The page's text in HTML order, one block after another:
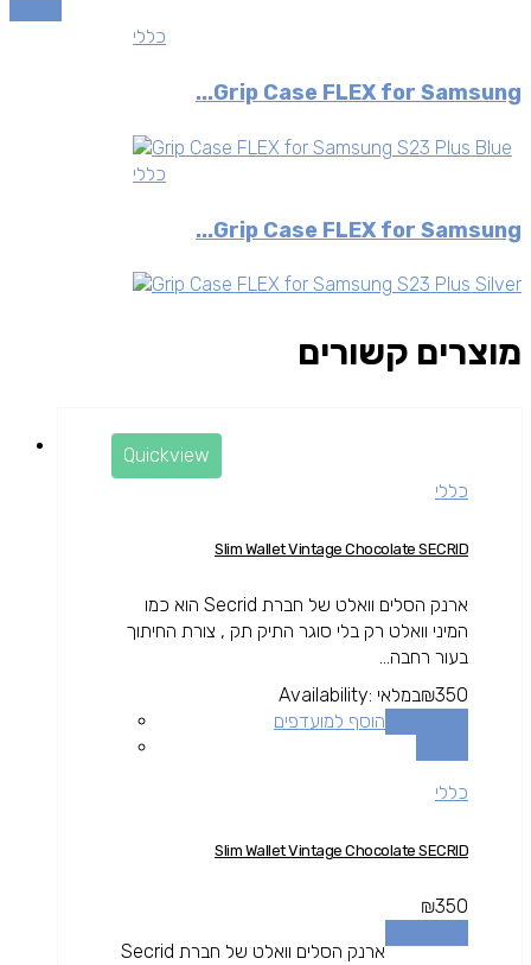
כללי
Grip Case FLEX for Samsung...
כללי
Grip Case FLEX for Samsung...
מוצרים קשורים
Quickview
כללי
Slim Wallet Vintage Chocolate SECRID
ארנק הסלים וואלט של חברת Secrid הוא כמו
המיני וואלט רק בלי סוגר התיק תק , צורת החיתוך
בעור רחבה...
₪350
Availability: במלאי
הוסף למועדפים
כללי
Slim Wallet Vintage Chocolate SECRID
₪350
ארנק הסלים וואלט של חברת Secrid